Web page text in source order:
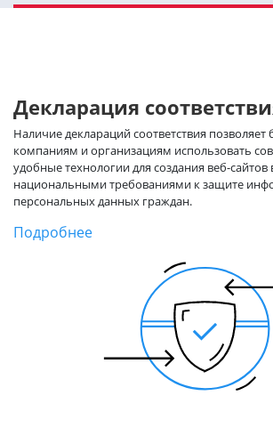
Декларация
Наличие деклараций соответствия позволяет
компаниям и организациям использовать
удобные технологии для создания веб-сайтов
национальными требованиями к защите
персональных данных граждан.
Подробнее